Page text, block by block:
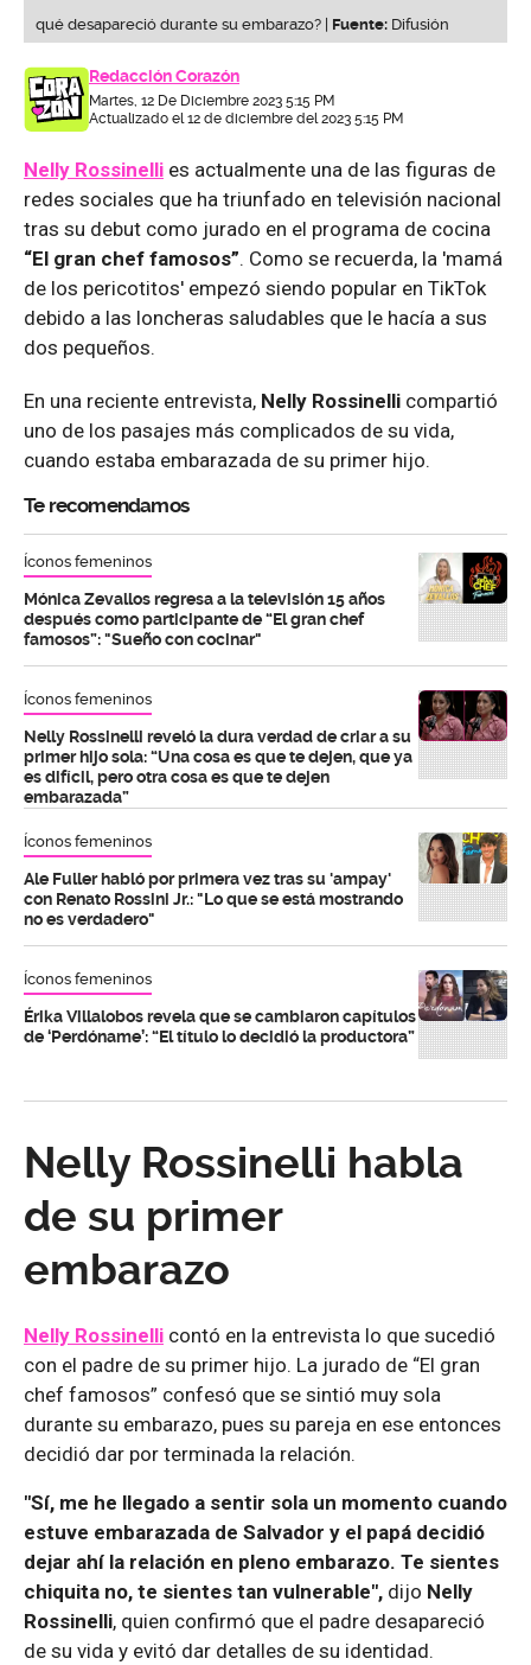
qué desapareció durante su embarazo? | Fuente: Difusión
Redacción Corazón
Martes, 12 De Diciembre 2023 5:15 PM
Actualizado el 12 de diciembre del 2023 5:15 PM
Nelly Rossinelli es actualmente una de las figuras de
redes sociales que ha triunfado en televisión nacional
tras su debut como jurado en el programa de cocina
“El gran chef famosos”. Como se recuerda, la 'mamá
de los pericotitos' empezó siendo popular en TikTok
debido a las loncheras saludables que le hacía a sus
dos pequeños.
En una reciente entrevista, Nelly Rossinelli compartió
uno de los pasajes más complicados de su vida,
cuando estaba embarazada de su primer hijo.
Te recomendamos
Íconos femeninos
Mónica Zevallos regresa a la televisión 15 años
después como participante de “El gran chef
famosos”: "Sueño con cocinar"
Íconos femeninos
Nelly Rossinelli reveló la dura verdad de criar a su
primer hijo sola: “Una cosa es que te dejen, que ya
es difícil, pero otra cosa es que te dejen
embarazada”
Íconos femeninos
Ale Fuller habló por primera vez tras su 'ampay'
con Renato Rossini Jr.: "Lo que se está mostrando
no es verdadero"
Íconos femeninos
Érika Villalobos revela que se cambiaron capítulos
de ‘Perdóname’: “El título lo decidió la productora”
Nelly Rossinelli habla
de su primer
embarazo
Nelly Rossinelli contó en la entrevista lo que sucedió
con el padre de su primer hijo. La jurado de “El gran
chef famosos” confesó que se sintió muy sola
durante su embarazo, pues su pareja en ese entonces
decidió dar por terminada la relación.
"Sí, me he llegado a sentir sola un momento cuando
estuve embarazada de Salvador y el papá decidió
dejar ahí la relación en pleno embarazo. Te sientes
chiquita no, te sientes tan vulnerable", dijo Nelly
Rossinelli, quien confirmó que el padre desapareció
de su vida y evitó dar detalles de su identidad.